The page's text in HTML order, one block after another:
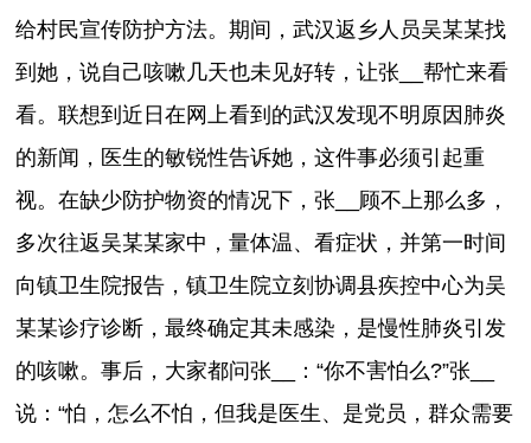
给村民宣传防护方法。期间，武汉返乡人员吴某某找
到她，说自己咳嗽几天也未见好转，让张__帮忙来看
看。联想到近日在网上看到的武汉发现不明原因肺炎
的新闻，医生的敏锐性告诉她，这件事必须引起重
视。在缺少防护物资的情况下，张__顾不上那么多，
多次往返吴某某家中，量体温、看症状，并第一时间
向镇卫生院报告，镇卫生院立刻协调县疾控中心为吴
某某诊疗诊断，最终确定其未感染，是慢性肺炎引发
的咳嗽。事后，大家都问张__：“你不害怕么?”张__
说：“怕，怎么不怕，但我是医生、是党员，群众需要